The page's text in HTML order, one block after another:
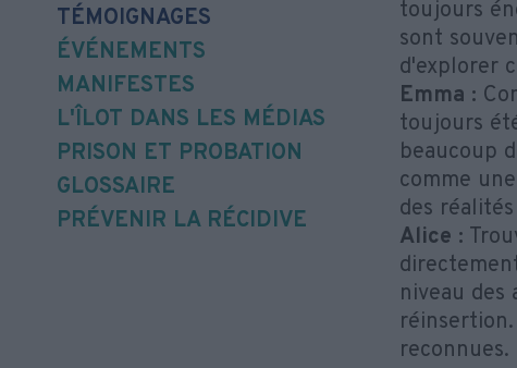
TÉMOIGNAGES
ÉVÉNEMENTS
MANIFESTES
L'ÎLOT DANS LES MÉDIAS
PRISON ET PROBATION
GLOSSAIRE
PRÉVENIR LA RÉCIDIVE
toujours
sont
d'explorer
Emma :
toujours
beaucoup
comme
des
Alice :
niveau des
reconnues.